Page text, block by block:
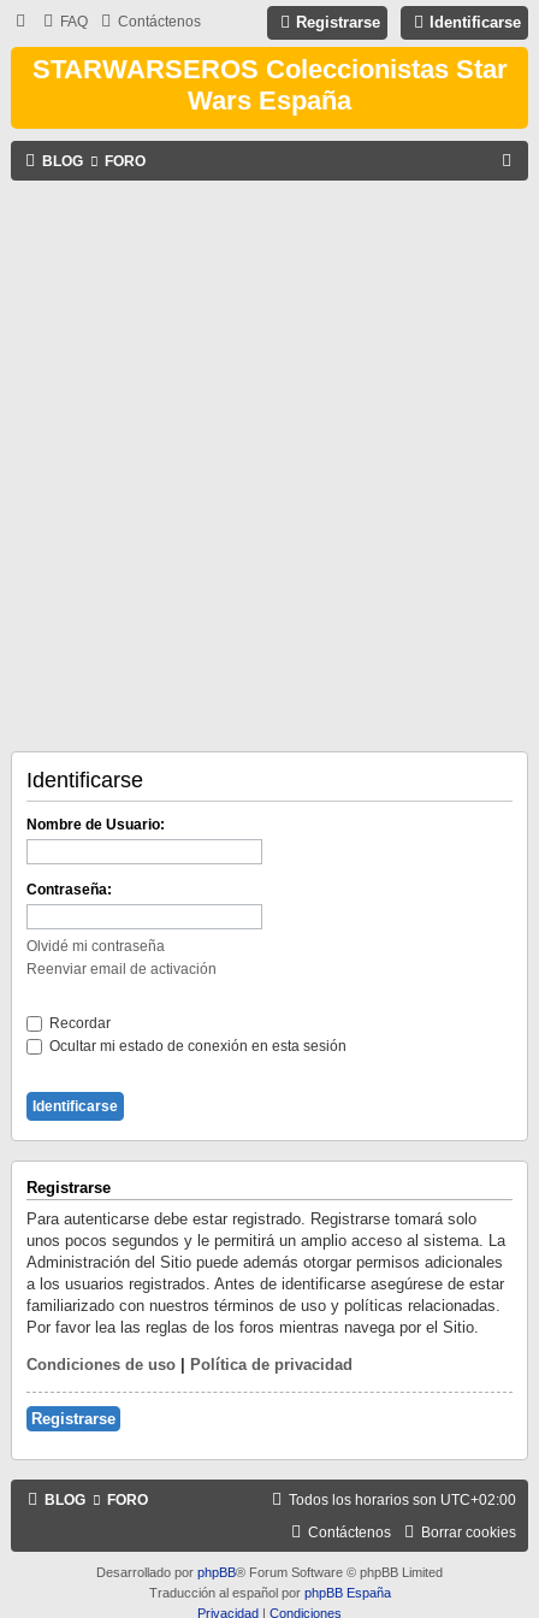
FAQ Contáctenos Identificarse
Registrarse
STARWARSEROS Coleccionistas Star
Wars España
BLOG FORO
Identificarse
Nombre de Usuario:
Contraseña:
Olvidé mi contraseña
Reenviar email de activación
Recordar
Ocultar mi estado de conexión en esta sesión
Registrarse
Para autenticarse debe estar registrado. Registrarse tomará solo
unos pocos segundos y le permitirá un amplio acceso al sistema. La
Administración del Sitio puede además otorgar permisos adicionales
a los usuarios registrados. Antes de identificarse asegúrese de estar
familiarizado con nuestros términos de uso y políticas relacionadas.
Por favor lea las reglas de los foros mientras navega por el Sitio.
Condiciones de uso Política de privacidad
Registrarse
BLOG FORO Todos los horarios son UTC+02:00
Borrar cookies
Contáctenos
Desarrollado por phpBB® Forum Software © phpBB Limited
Traducción al español por phpBB España
Privacidad | Condiciones